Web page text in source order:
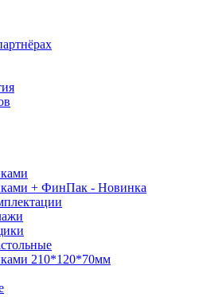
+ ФинПак - Новинка
210*120*70мм